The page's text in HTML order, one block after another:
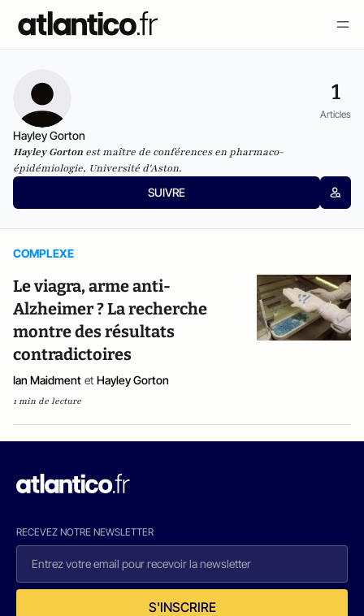
1
Articles
Hayley Gorton
Hayley Gorton est maître de conférences en pharmaco-
épidémiologie, Université d'Aston.
SUIVRE
COMPLEXE
Le viagra, arme anti-
Alzheimer ? La recherche
montre des résultats
contradictoires
Ian Maidment et Hayley Gorton
1 min de lecture
RECEVEZ NOTRE NEWSLETTER
S'INSCRIRE